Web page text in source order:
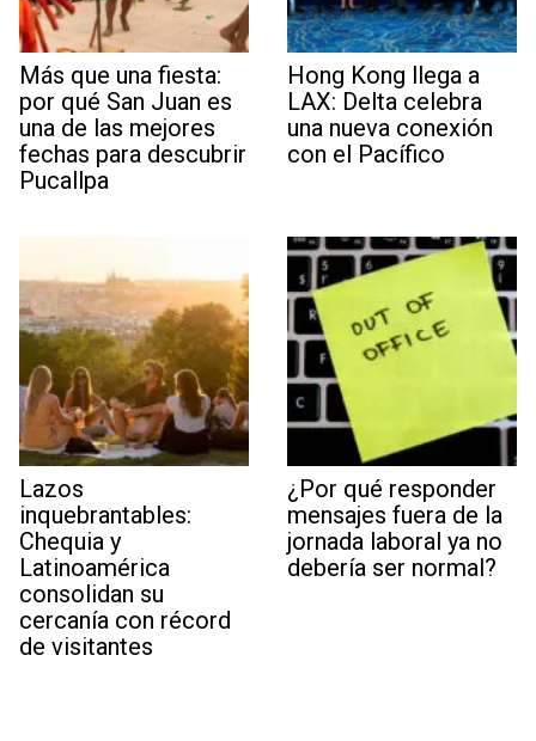
Más que una fiesta:
por qué San Juan es
una de las mejores
fechas para descubrir
Pucallpa
Hong Kong llega a
LAX: Delta celebra
una nueva conexión
con el Pacífico
Lazos
inquebrantables:
Chequia y
Latinoamérica
consolidan su
cercanía con récord
de visitantes
¿Por qué responder
mensajes fuera de la
jornada laboral ya no
debería ser normal?